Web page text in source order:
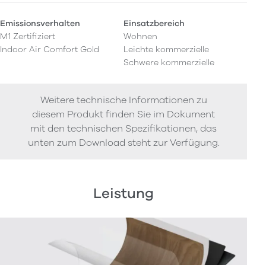
Emissionsverhalten
M1 Zertifiziert
Indoor Air Comfort Gold
Einsatzbereich
Wohnen
Leichte kommerzielle
Schwere kommerzielle
Weitere technische Informationen zu
diesem Produkt finden Sie im Dokument
mit den technischen Spezifikationen, das
unten zum Download steht zur Verfügung.
Leistung